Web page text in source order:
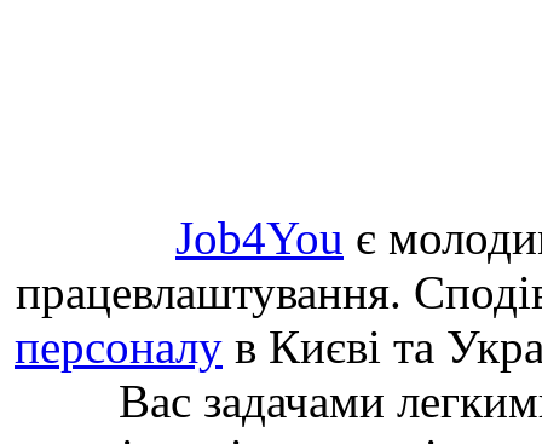
Job4You є
працевлаштування.
персоналу в Києві та
Вас задачами